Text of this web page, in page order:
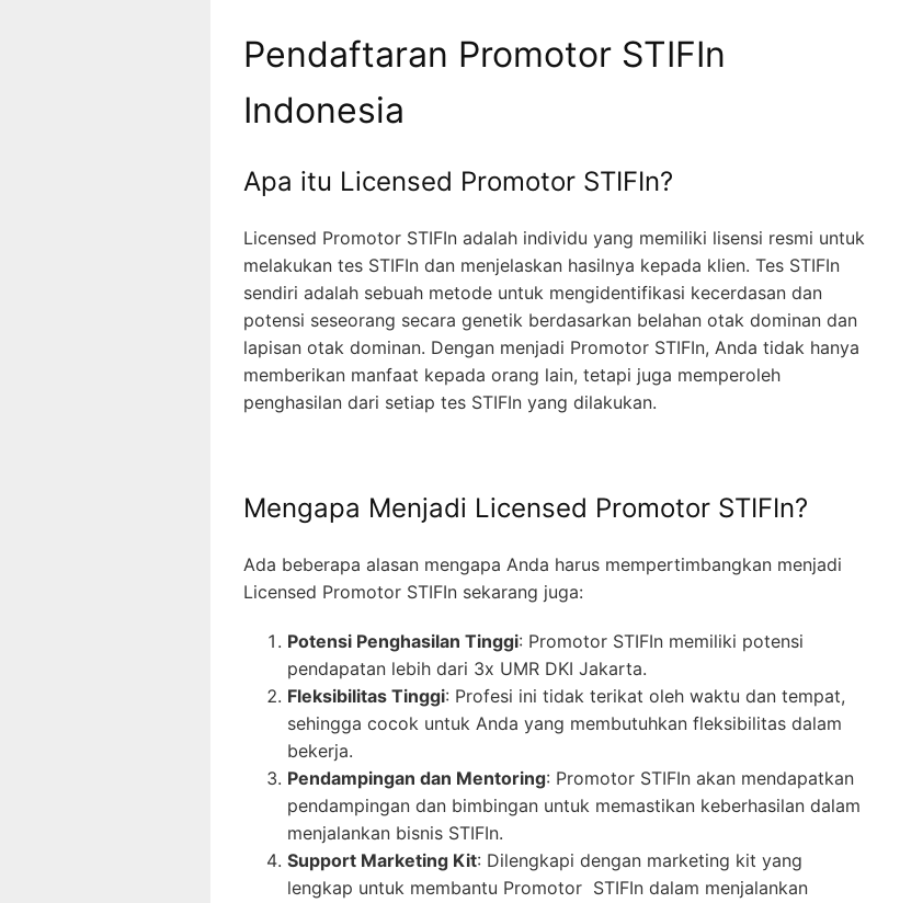
Pendaftaran Promotor STIFIn
Indonesia
Apa itu Licensed Promotor STIFIn?
Licensed Promotor STIFIn adalah individu yang memiliki lisensi resmi untuk
melakukan tes STIFIn dan menjelaskan hasilnya kepada klien. Tes STIFIn
sendiri adalah sebuah metode untuk mengidentifikasi kecerdasan dan
potensi seseorang secara genetik berdasarkan belahan otak dominan dan
lapisan otak dominan. Dengan menjadi Promotor STIFIn, Anda tidak hanya
memberikan manfaat kepada orang lain, tetapi juga memperoleh
penghasilan dari setiap tes STIFIn yang dilakukan.
Mengapa Menjadi Licensed Promotor STIFIn?
Ada beberapa alasan mengapa Anda harus mempertimbangkan menjadi
Licensed Promotor STIFIn sekarang juga:
Potensi Penghasilan Tinggi: Promotor STIFIn memiliki potensi
pendapatan lebih dari 3x UMR DKI Jakarta.
Fleksibilitas Tinggi: Profesi ini tidak terikat oleh waktu dan tempat,
sehingga cocok untuk Anda yang membutuhkan fleksibilitas dalam
bekerja.
Pendampingan dan Mentoring: Promotor STIFIn akan mendapatkan
pendampingan dan bimbingan untuk memastikan keberhasilan dalam
menjalankan bisnis STIFIn.
Support Marketing Kit: Dilengkapi dengan marketing kit yang
lengkap untuk membantu Promotor STIFIn dalam menjalankan